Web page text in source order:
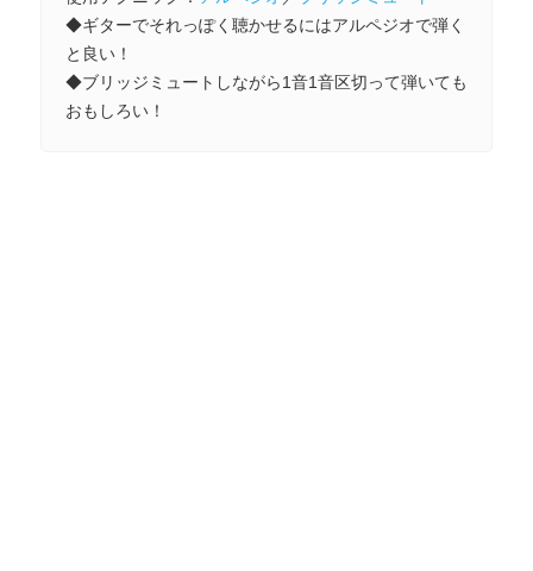
◆ギターでそれっぽく聴かせるにはアルペジオで弾く
と良い！
◆ブリッジミュートしながら1音1音区切って弾いても
おもしろい！